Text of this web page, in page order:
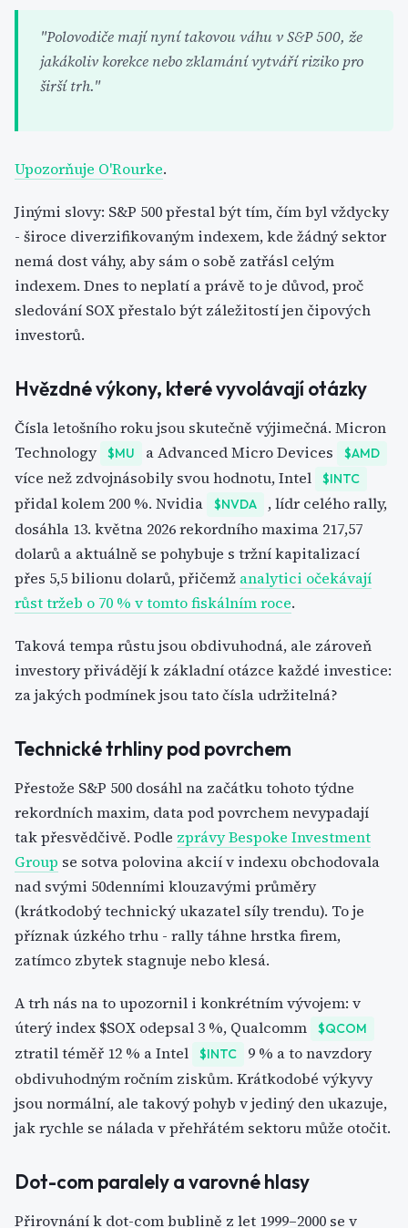
"Polovodiče mají nyní takovou váhu v S&P 500, že
jakákoliv korekce nebo zklamání vytváří riziko pro
širší trh."
Upozorňuje O'Rourke.
Jinými slovy: S&P 500 přestal být tím, čím byl vždycky
- široce diverzifikovaným indexem, kde žádný sektor
nemá dost váhy, aby sám o sobě zatřásl celým
indexem. Dnes to neplatí a právě to je důvod, proč
sledování SOX přestalo být záležitostí jen čipových
investorů.
Hvězdné výkony, které vyvolávají otázky
Čísla letošního roku jsou skutečně výjimečná. Micron
Technology
$MU a Advanced Micro Devices $AMD
více než zdvojnásobily svou hodnotu, Intel $INTC
přidal kolem 200 %. Nvidia $NVDA
, lídr celého rally,
dosáhla 13. května 2026 rekordního maxima 217,57
dolarů a aktuálně se pohybuje s tržní kapitalizací
přes 5,5 bilionu dolarů, přičemž analytici očekávají
růst tržeb o 70 % v tomto fiskálnímroce.
Taková tempa růstu jsou obdivuhodná, ale zároveň
investory přivádějí k základní otázce každé investice:
za jakých podmínek jsou tato čísla udržitelná?
Technické trhliny pod povrchem
Přestože S&P 500 dosáhl na začátku tohoto týdne
rekordních maxim, data pod povrchem nevypadají
tak přesvědčivě. Podle zprávy Bespoke Investment
Group se sotva polovina akcií v indexu obchodovala
nad svými 50denními klouzavými průměry
(krátkodobý technický ukazatel síly trendu). To je
příznak úzkého trhu - rally táhne hrstka firem,
zatímco zbytek stagnuje nebo klesá.
A trh nás na to upozornil i konkrétním vývojem: v
úterý index $SOX odepsal 3 %, Qualcomm
$QCOM
ztratil téměř 12 % a Intel $INTC
9 % a to navzdory
obdivuhodným ročním ziskům. Krátkodobé výkyvy
jsou normální, ale takový pohyb v jediný den ukazuje,
jak rychle se nálada v přehřátém sektoru může otočit.
Dot-com paralely a varovné hlasy
Přirovnání k dot-com bublině z let 1999–2000 se v